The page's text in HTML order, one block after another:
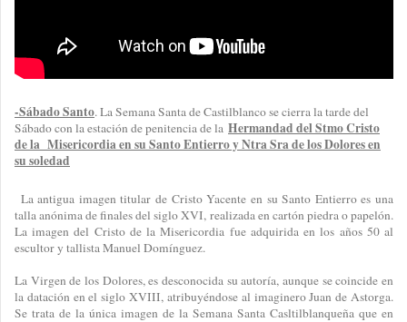
-Sábado Santo. La Semana Santa de Castilblanco se cierra la tarde del
Sábado con la estación de penitencia de la Hermandad del Stmo Cristo
de la Misericordia en su Santo Entierro y Ntra Sra de los Dolores en
su soledad
La antigua imagen titular de Cristo Yacente en su Santo Entierro es una
talla anónima de finales del siglo XVI, realizada en cartón piedra o papelón.
La imagen del Cristo de la Misericordia fue adquirida en los años 50 al
escultor y tallista Manuel Domínguez.
La Virgen de los Dolores, es desconocida su autoría, aunque se coincide en
la datación en el siglo XVIII, atribuyéndose al imaginero Juan de Astorga.
Se trata de la única imagen de la Semana Santa Casltilblanqueña que en